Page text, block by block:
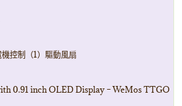
控制（1）驅動風扇
0.91 inch OLED Display – WeMos TTGO